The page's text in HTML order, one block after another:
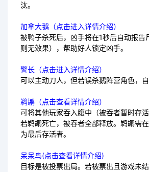
汰。
加拿大鹅（点击进入详情介绍）
被鸭子杀死后，凶手将在1秒后自动报告
则无效果），帮助好人锁定凶手。
警长（点击进入详情介绍）
可以主动刀人，但若误杀鹅阵营角色，自
鹈鹕（点击查看详情介绍）
可将其他玩家吞入腹中（被吞者暂时存活
若鹈鹕死亡，被吞者全部释放。鹈鹕需
为最后存活者。
呆呆鸟(点击查看详情介绍)
目标是被投票出局。若被票出且游戏未